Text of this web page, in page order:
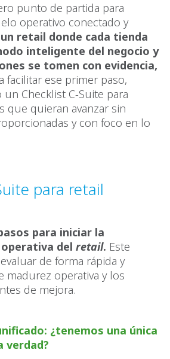
punto de partida para
operativo conectado y
un retail donde cada tienda
inteligente del negocio y
se tomen con evidencia,
facilitar ese primer paso,
Checklist C-Suite para
que quieran avanzar sin
y con foco en lo
para retail
para iniciar la
del retail. Este
de forma rápida y
madurez operativa y los
de mejora.
¿tenemos una única
verdad?